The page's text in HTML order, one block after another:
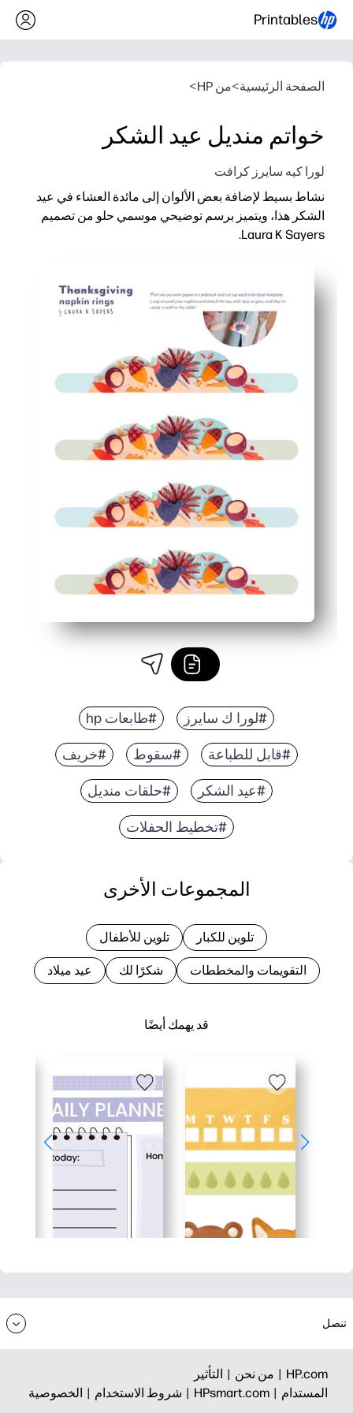
Printables
الصفحة الرئيسية>من HP >
خواتم منديل عيد الشكر
لورا كيه سايرز كرافت
نشاط بسيط لإضافة بعض الألوان إلى مائدة العشاء في عيد
الشكر هذا، ويتميز برسم توضيحي موسمي حلو من تصميم
Laura K Sayers.
تُبقي الأطفال مشغولين بسعادة قبل العشاء - بما في ذلك التمارين
يمكنك تخصيص كل خاتم بأسماء لإعدادات المكان السهلة
يعمل مع المناديل العادية - يرفع طاولتك دون الحاجة إلى تسوق
#لورا ك سايرز #طابعات hp
#قابل للطباعة #سقوط #خريف
#عيد الشكر #حلقات منديل
#تخطيط الحفلات
قد يهمك أيضًا
المجموعات الأخرى
تلوين للكبار تلوين للأطفال
التقويمات والمخططات شكرًا لك عيد ميلاد
تنصل
HP.com | من نحن | التأثير
المستدام | HPsmart.com | شروط الاستخدام | الخصوصية